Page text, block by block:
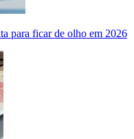
para ficar de olho em 2026